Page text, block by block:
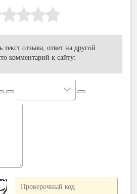
отзыва, ответ на другой
комментарий к сайту: